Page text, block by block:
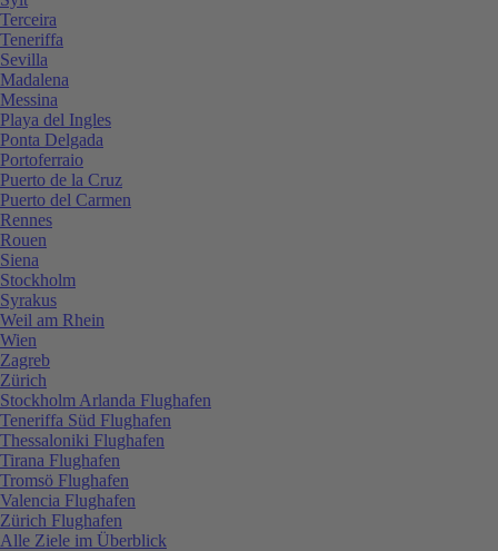
Terceira
Teneriffa
Sevilla
Madalena
Messina
Playa del Ingles
Ponta Delgada
Portoferraio
Puerto de la Cruz
Puerto del Carmen
Rennes
Rouen
Siena
Stockholm
Syrakus
Weil am Rhein
Wien
Zagreb
Zürich
Stockholm Arlanda Flughafen
Teneriffa Süd Flughafen
Thessaloniki Flughafen
Tirana Flughafen
Tromsö Flughafen
Valencia Flughafen
Zürich Flughafen
Alle Ziele im Überblick